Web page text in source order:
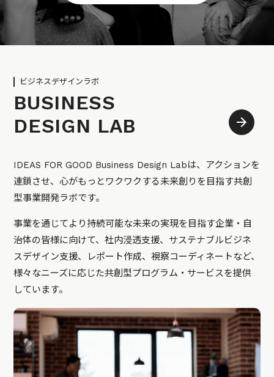
ビジネスデザインラボ
BUSINESS
DESIGN LAB
IDEAS FOR GOOD Business Design Labは、アクションを
連鎖させ、心がもっとワクワクする未来創りを目指す共創
型事業開発ラボです。
事業を通じてより持続可能な未来の実現を目指す企業・自
治体の皆様に向けて、社内浸透支援、サステナブルビジネ
スデザイン支援、レポート作成、視察コーディネートなど、
様々なニーズに応じた共創型プログラム・サービスを提供
しています。